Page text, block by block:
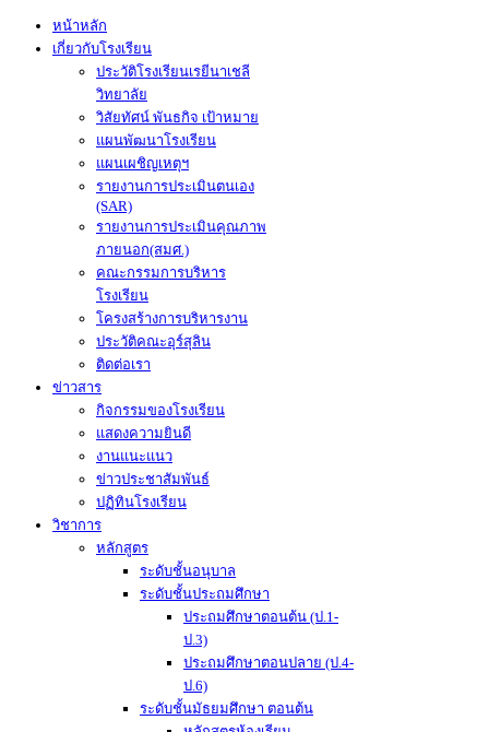
หน้าหลัก
เกี่ยวกับโรงเรียน
ประวัติโรงเรียนเรยีนาเชลี
วิทยาลัย
วิสัยทัศน์ พันธกิจ เป้าหมาย
แผนพัฒนาโรงเรียน
แผนเผชิญเหตุฯ
รายงานการประเมินตนเอง
(SAR)
รายงานการประเมินคุณภาพ
ภายนอก(สมศ.)
คณะกรรมการบริหาร
โรงเรียน
โครงสร้างการบริหารงาน
ประวัติคณะอุร์สุลิน
ติดต่อเรา
ข่าวสาร
กิจกรรมของโรงเรียน
แสดงความยินดี
งานแนะแนว
ข่าวประชาสัมพันธ์
ปฏิทินโรงเรียน
วิชาการ
หลักสูตร
ระดับชั้นอนุบาล
ระดับชั้นประถมศึกษา
ประถมศึกษาตอนต้น (ป.1-
ป.3)
ประถมศึกษาตอนปลาย (ป.4-
ป.6)
ระดับชั้นมัธยมศึกษา ตอนต้น